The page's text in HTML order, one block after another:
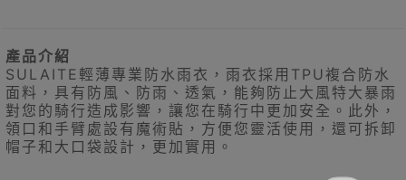
產品介紹
SULAITE輕薄專業防水雨衣，雨衣採用TPU複合防水
面料，具有防風、防雨、透氣，能夠防止大風特大暴雨
對您的騎行造成影響，讓您在騎行中更加安全。此外，
領口和手臂處設有魔術貼，方便您靈活使用，還可拆卸
帽子和大口袋設計，更加實用。